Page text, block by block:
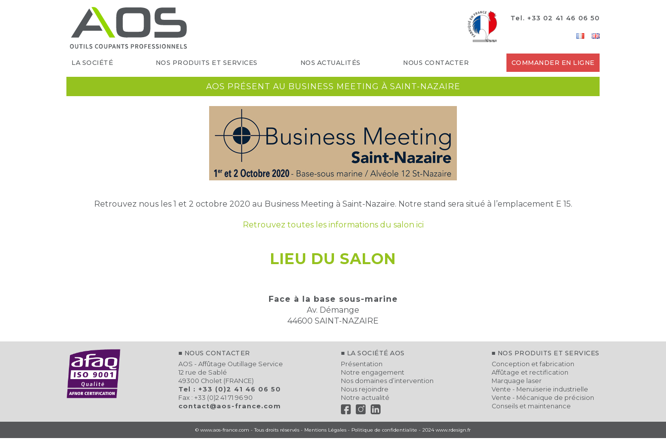
Tel. +33 02 41 46 06 50
LA SOCIÉTÉ NOS PRODUITS ET SERVICES NOS ACTUALITÉS NOUS CONTACTER COMMANDER EN LIGNE
AOS PRÉSENT AU BUSINESS MEETING À SAINT-NAZAIRE
Retrouvez nous les 1 et 2 octobre 2020 au Business Meeting à Saint-Nazaire. Notre stand sera situé à l’emplacement E 15.
Retrouvez toutes les informations du salon ici
LIEU DU SALON
Face à la base sous-marine
Av. Démange
44600 SAINT-NAZAIRE
NOUS CONTACTER
AOS - Affûtage Outillage Service
12 rue de Sablé
49300 Cholet (FRANCE)
Tel : +33 (0)2 41 46 06 50
Fax : +33 (0)2 41 71 96 90
contact@aos-france.com
LA SOCIÉTÉ AOS
Présentation
Notre engagement
Nos domaines d’intervention
Nous rejoindre
Notre actualité
NOS PRODUITS ET SERVICES
Conception et fabrication
Affûtage et rectification
Marquage laser
Vente - Menuiserie industrielle
Vente - Mécanique de précision
Conseils et maintenance
© www.aos-france.com - Tous droits réservés - Mentions Légales - Politique de confidentialite - 2024 www.rdesign.fr